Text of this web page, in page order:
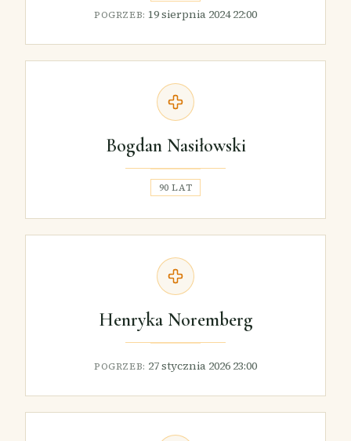
POGRZEB: 19 sierpnia 2024 22:00
Bogdan Nasiłowski
90 LAT
Henryka Noremberg
POGRZEB: 27 stycznia 2026 23:00